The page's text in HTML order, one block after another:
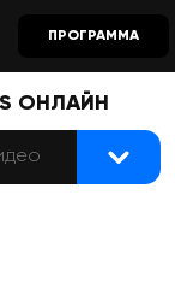
ПРОГРАММА
ОНЛАЙН